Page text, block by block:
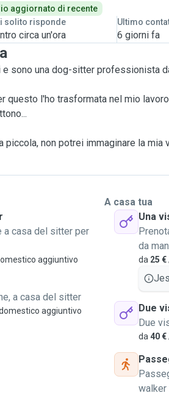
aggiornato di recente
solito risponde
circa un'ora
Ultimo
6 giorni fa
sono una dog-sitter professionista
questo l'ho trasformata nel mio
piccola, non potrei immaginare la mia
dalla taglia più piccola a quella più
vivace.
passeggiate nel verde, attività
la mia abitazione
e sgambamento ( Solo zona
( Solo zona Calcinato )
a casa del sitter per
aggiuntivo
a casa del sitter
aggiuntivo
A casa tua
Una
da
da 25 €
Due
Due
da 40 €